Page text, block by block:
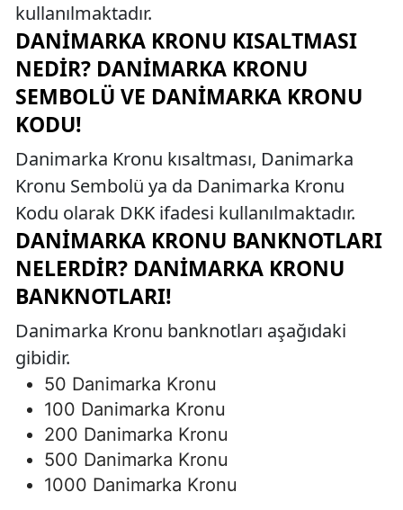
kullanılmaktadır.
DANIMARKA KRONU KISALTMASI
NEDIR? DANIMARKA KRONU
SEMBOLÜ VE DANIMARKA KRONU
KODU!
Danimarka Kronu kısaltması, Danimarka
Kronu Sembolü ya da Danimarka Kronu
Kodu olarak DKK ifadesi kullanılmaktadır.
DANIMARKA KRONU BANKNOTLARI
NELERDIR? DANIMARKA KRONU
BANKNOTLARI!
Danimarka Kronu banknotları aşağıdaki
gibidir.
50 Danimarka Kronu
100 Danimarka Kronu
200 Danimarka Kronu
500 Danimarka Kronu
1000 Danimarka Kronu